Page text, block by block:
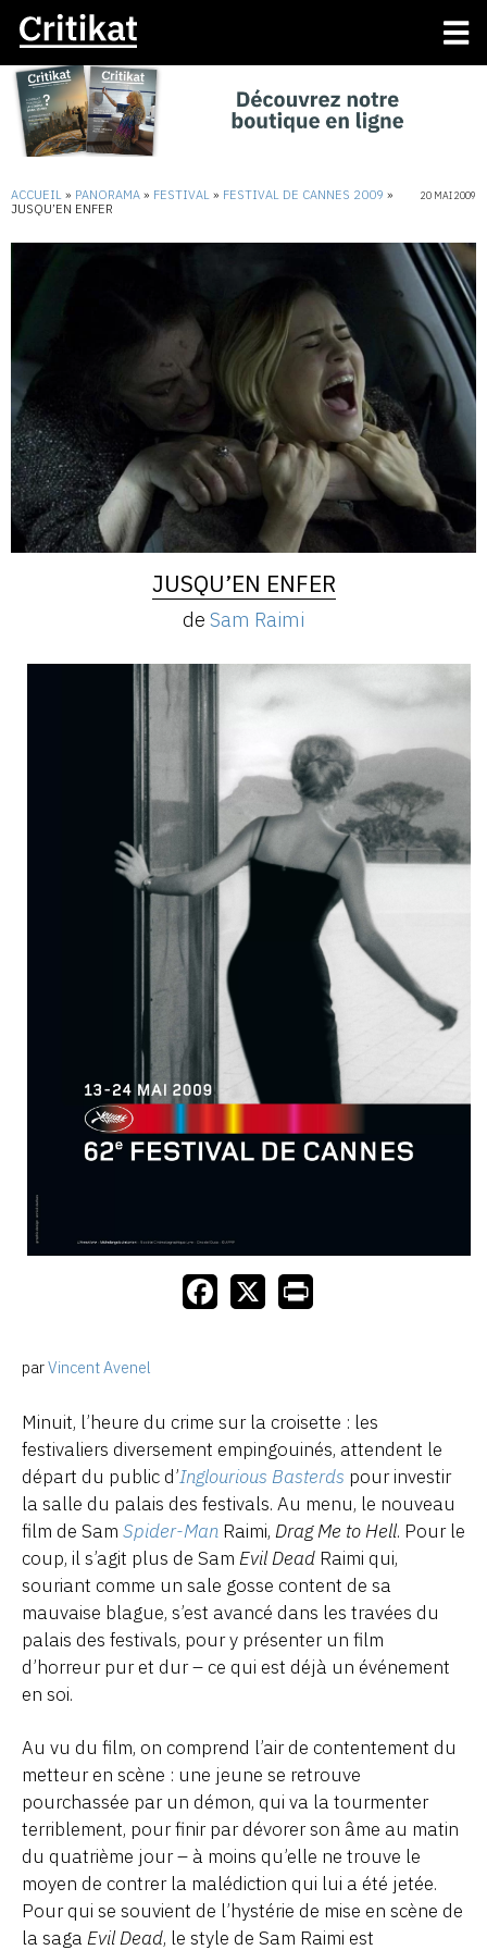
ACCUEIL » PANORAMA » FESTIVAL » FESTIVAL DE CANNES 2009 »
JUSQU’EN ENFER
20 MAI 2009
JUSQU’EN ENFER
de Sam Raimi
parVincent Avenel
Minuit, l’heure du crime sur la croisette : les
festivaliers diversement empingouinés, attendent le
départ du public d’Inglourious Basterds pour investir
la salle du palais des festivals. Au menu, le nouveau
film de Sam Spider-Man Raimi, Drag Me to Hell. Pour le
coup, il s’agit plus de Sam Evil Dead Raimi qui,
souriant comme un sale gosse content de sa
mauvaise blague, s’est avancé dans les travées du
palais des festivals, pour y présenter un film
d’horreur pur et dur – ce qui est déjà un événement
en soi.
Au vu du film, on comprend l’air de contentement du
metteur en scène : une jeune se retrouve
pourchassée par un démon, qui va la tourmenter
terriblement, pour finir par dévorer son âme au matin
du quatrième jour – à moins qu’elle ne trouve le
moyen de contrer la malédiction qui lui a été jetée.
Pour qui se souvient de l’hystérie de mise en scène de
la saga Evil Dead, le style de Sam Raimi est